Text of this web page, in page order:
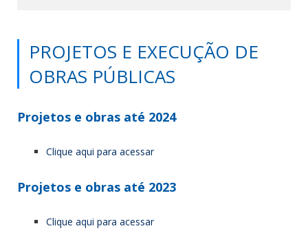
PROJETOS E EXECUÇÃO DE
OBRAS PÚBLICAS
Projetos e obras até 2024
Clique aqui para acessar
Projetos e obras até 2023
Clique aqui para acessar